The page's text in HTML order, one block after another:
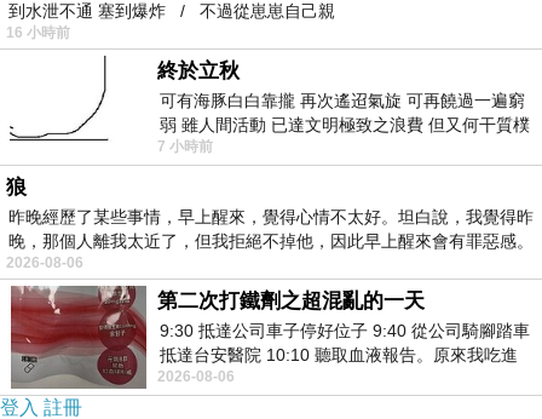
到水泄不通 塞到爆炸 / 不過從崽崽自己親
16 小時前
終於立秋
可有海豚白白靠攏 再次遙迢氣旋 可再饒過一遍窮
弱 雖人間活動 已達文明極致之浪費 但又何干質樸
者 只能白白陪葬
7 小時前
狼
昨晚經歷了某些事情，早上醒來，覺得心情不太好。坦白說，我覺得昨
晚，那個人離我太近了，但我拒絕不掉他，因此早上醒來會有罪惡感。
2026-08-06
第二次打鐵劑之超混亂的一天
9:30 抵達公司車子停好位子 9:40 從公司騎腳踏車
抵達台安醫院 10:10 聽取血液報告。原來我吃進
去的 B12 彌可保並非沒有吸收而是超
2026-08-06
登入 註冊